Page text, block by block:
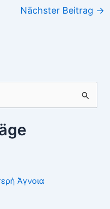
Nächster Beitrag →
Άγνοια